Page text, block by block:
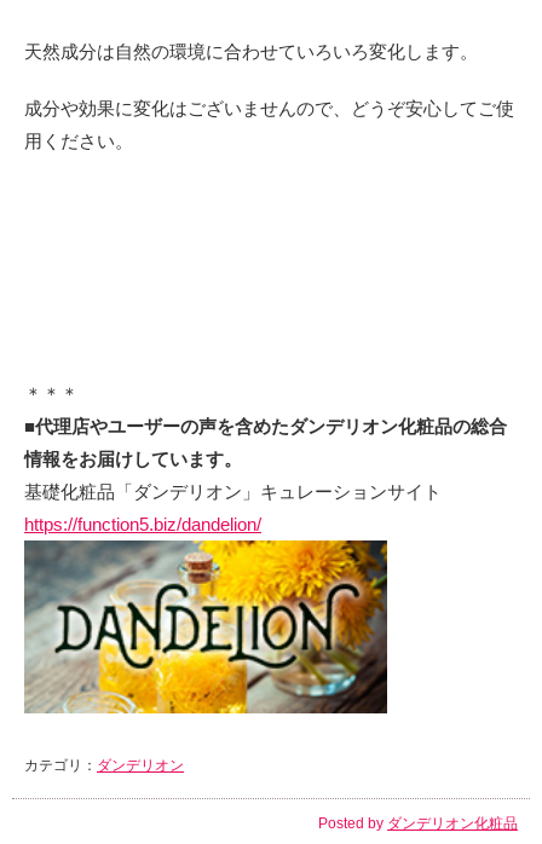
天然成分は自然の環境に合わせていろいろ変化します。
成分や効果に変化はございませんので、どうぞ安心してご使
用ください。
＊＊＊
■代理店やユーザーの声を含めたダンデリオン化粧品の総合
情報をお届けしています。
基礎化粧品「ダンデリオン」キュレーションサイト
https://function5.biz/dandelion/
カテゴリ： ダンデリオン
Posted by ダンデリオン化粧品